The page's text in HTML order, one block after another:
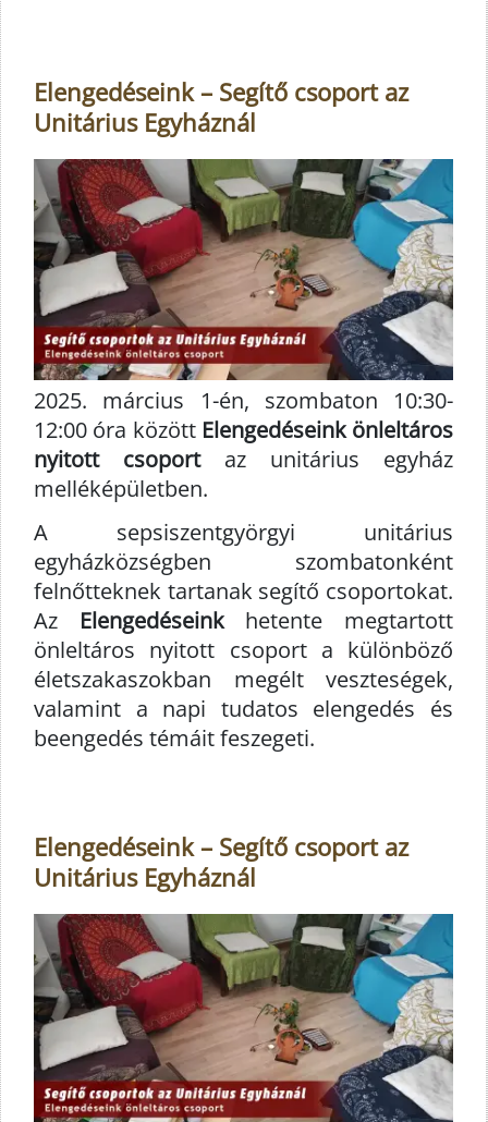
Elengedéseink – Segítő csoport az
Unitárius Egyháznál
2025. március 1-én, szombaton 10:30-
12:00 óra között Elengedéseink önleltáros
nyitott csoportaz unitárius egyház
melléképületben.
A sepsiszentgyörgyi unitárius
egyházközségben szombatonként
felnőtteknek tartanak segítő csoportokat.
Az Elengedéseinkhetente megtartott
önleltáros nyitott csoport a különböző
életszakaszokban megélt veszteségek,
valamint a napi tudatos elengedés és
beengedés témáit feszegeti.
Elengedéseink – Segítő csoport az
Unitárius Egyháznál